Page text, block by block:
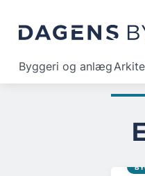
Byggeri og anlæg